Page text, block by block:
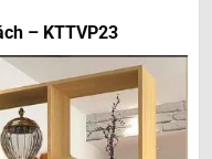
– KTTVP23